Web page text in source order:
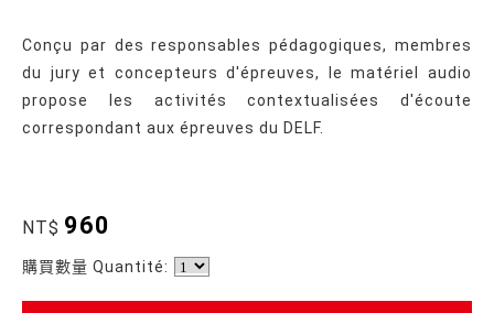
Conçu par des responsables pédagogiques, membres
du jury et concepteurs d'épreuves, le matériel audio
propose les activités contextualisées d'écoute
correspondant aux épreuves du DELF.
NT$ 960
購買數量 Quantité: